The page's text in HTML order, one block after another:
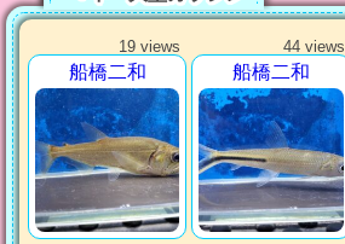
19 views
船橋二和
44 views
船橋二和